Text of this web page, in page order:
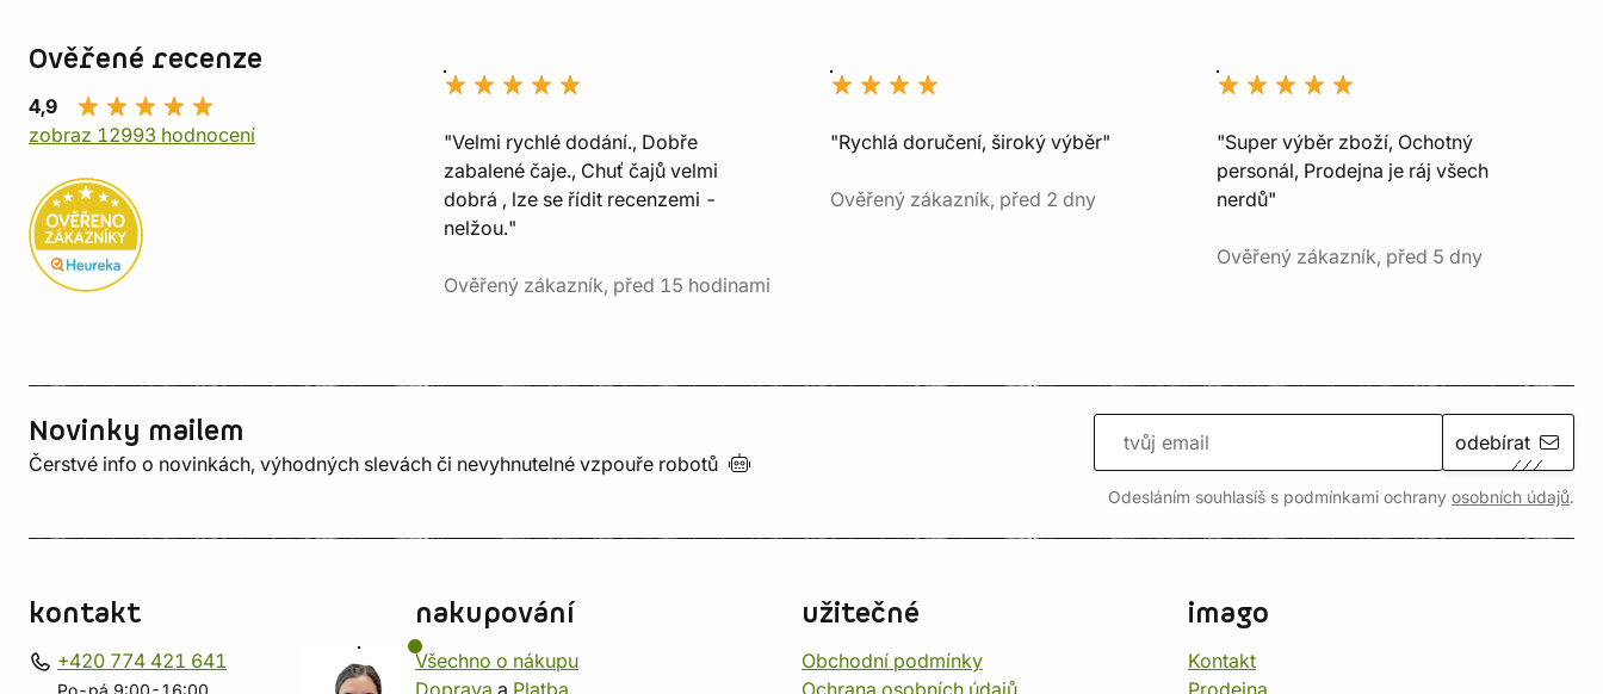
Ověřené recenze
4,9
zobraz 12993 hodnocení
"Velmi rychlé dodání., Dobře
zabalené čaje., Chuť čajů velmi
dobrá , lze se řídit recenzemi -
nelžou."
Ověřený zákazník, před 15 hodinami
"Rychlá doručení, široký výběr"
Ověřený zákazník, před 2 dny
"Super výběr zboží, Ochotný
personál, Prodejna je ráj všech
nerdů"
Ověřený zákazník, před 5 dny
Novinky mailem
Čerstvé info o novinkách, výhodných slevách či nevyhnutelné vzpouře robotů
odebírat
Odesláním souhlasíš s podmínkami ochrany osobních údajů.
kontakt
+420 774 421 641
nakupování
Všechno o nákupu
Doprava a Platba
užitečné
Obchodní podmínky
Ochrana osobních údajů
imago
Kontakt
Prodejna